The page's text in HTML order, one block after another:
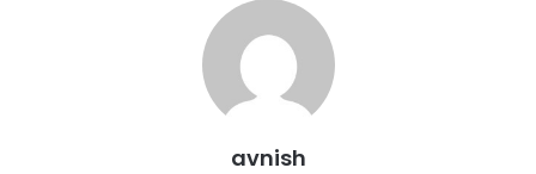
avnish